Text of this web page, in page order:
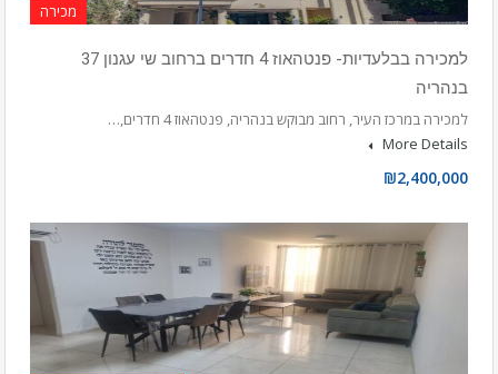
מכירה
למכירה בבלעדיות- פנטהאוז 4 חדרים ברחוב שי עגנון 37
בנהריה
למכירה במרכז העיר, רחוב מבוקש בנהריה, פנטהאוז 4 חדרים,…
More Details
₪2,400,000